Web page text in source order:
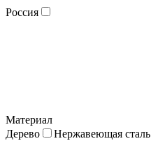
Россия
Материал
Дерево
Нержавеющая сталь